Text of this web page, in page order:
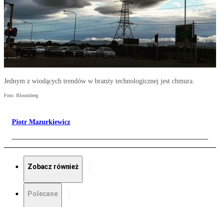
Jednym z wiodących trendów w branży technologicznej jest chmura.
Foto: Bloomberg
Piotr Mazurkiewicz
Zobacz również
Polecane